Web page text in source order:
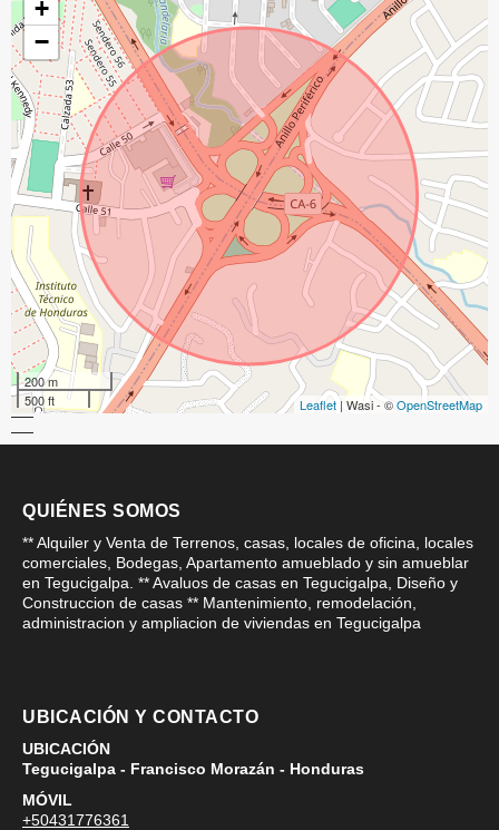
+
−
200 m
500 ft
Leaflet | Wasi - ©OpenStreetMap
QUIÉNES SOMOS
** Alquiler y Venta de Terrenos, casas, locales de oficina, locales
comerciales, Bodegas, Apartamento amueblado y sin amueblar
en Tegucigalpa. ** Avaluos de casas en Tegucigalpa, Diseño y
Construccion de casas ** Mantenimiento, remodelación,
administracion y ampliacion de viviendas en Tegucigalpa
UBICACIÓN Y CONTACTO
UBICACIÓN
Tegucigalpa - Francisco Morazán - Honduras
MÓVIL
+50431776361